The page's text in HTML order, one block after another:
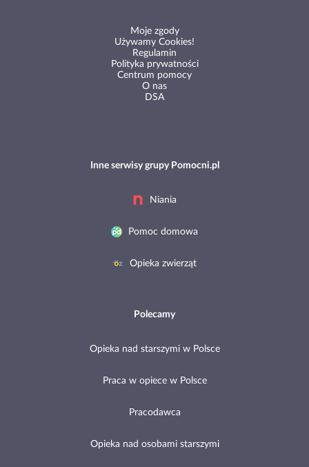
Moje zgody
Używamy Cookies!
Regulamin
Polityka prywatności
Centrum pomocy
O nas
DSA
Inne serwisy grupy Pomocni.pl
Niania
Pomoc domowa
Opieka zwierząt
Polecamy
Opieka nad starszymi w Polsce
Praca w opiece w Polsce
Pracodawca
Opieka nad osobami starszymi